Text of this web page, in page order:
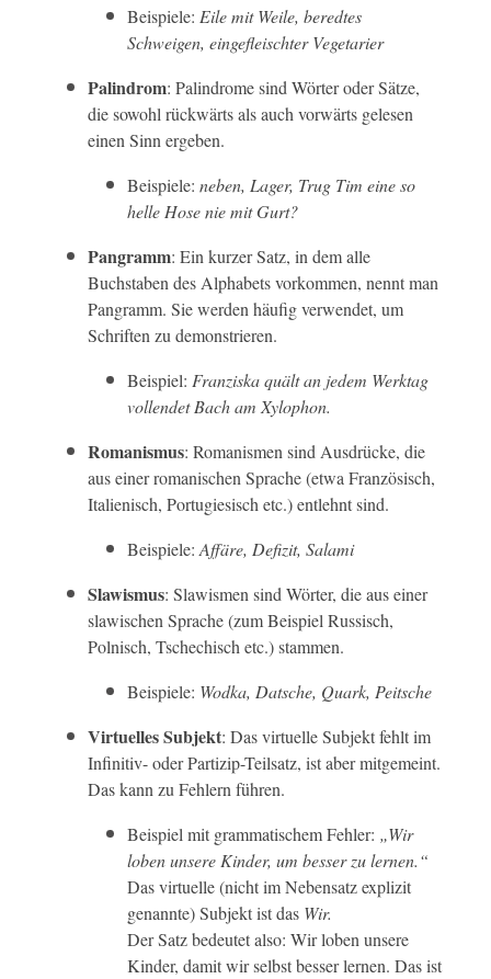
Beispiele: Eile mit Weile, beredtes
Schweigen, eingefleischter Vegetarier
Palindrom: Palindrome sind Wörter oder Sätze,
die sowohl rückwärts als auch vorwärts gelesen
einen Sinn ergeben.
Beispiele: neben, Lager, Trug Tim eine so
helle Hose nie mit Gurt?
Pangramm: Ein kurzer Satz, in dem alle
Buchstaben des Alphabets vorkommen, nennt man
Pangramm. Sie werden häufig verwendet, um
Schriften zu demonstrieren.
Beispiel: Franziska quält an jedem Werktag
vollendet Bach am Xylophon.
Romanismus: Romanismen sind Ausdrücke, die
aus einer romanischen Sprache (etwa Französisch,
Italienisch, Portugiesisch etc.) entlehnt sind.
Beispiele: Affäre, Defizit, Salami
Slawismus: Slawismen sind Wörter, die aus einer
slawischen Sprache (zum Beispiel Russisch,
Polnisch, Tschechisch etc.) stammen.
Beispiele: Wodka, Datsche, Quark, Peitsche
VirtuellesSubjekt: Das virtuelle Subjekt fehlt im
Infinitiv- oder Partizip-Teilsatz, ist aber mitgemeint.
Das kann zu Fehlern führen.
Beispiel mit grammatischem Fehler: „Wir
loben unsere Kinder, um besser zu lernen.“
Das virtuelle (nicht im Nebensatz explizit
genannte) Subjekt ist das Wir.
Der Satz bedeutet also: Wir loben unsere
Kinder, damit wir selbst besser lernen. Das ist